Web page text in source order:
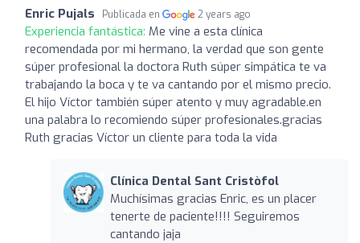
Enric Pujals Publicada en 2 years ago
Experiencia fantástica: Me vine a esta clínica
recomendada por mi hermano, la verdad que son gente
súper profesional la doctora Ruth súper simpática te va
trabajando la boca y te va cantando por el mismo precio.
El hijo Víctor también súper atento y muy agradable.en
una palabra lo recomiendo súper profesionales.gracias
Ruth gracias Víctor un cliente para toda la vida
Clínica Dental Sant Cristòfol
Muchísimas gracias Enric, es un placer
tenerte de paciente!!!! Seguiremos
cantando jaja